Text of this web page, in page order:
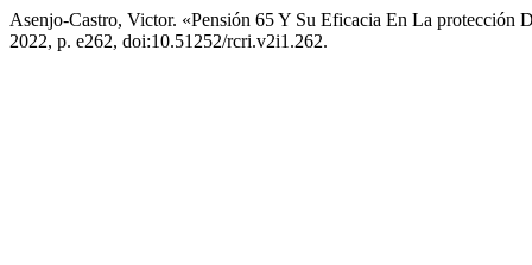
Asenjo-Castro, Victor. «Pensión 65 Y Su Eficacia En La protección
2022, p. e262, doi:10.51252/rcri.v2i1.262.